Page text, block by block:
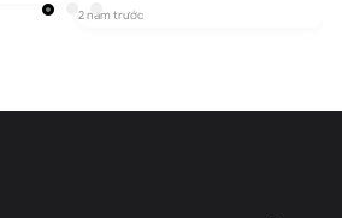
2 năm trước